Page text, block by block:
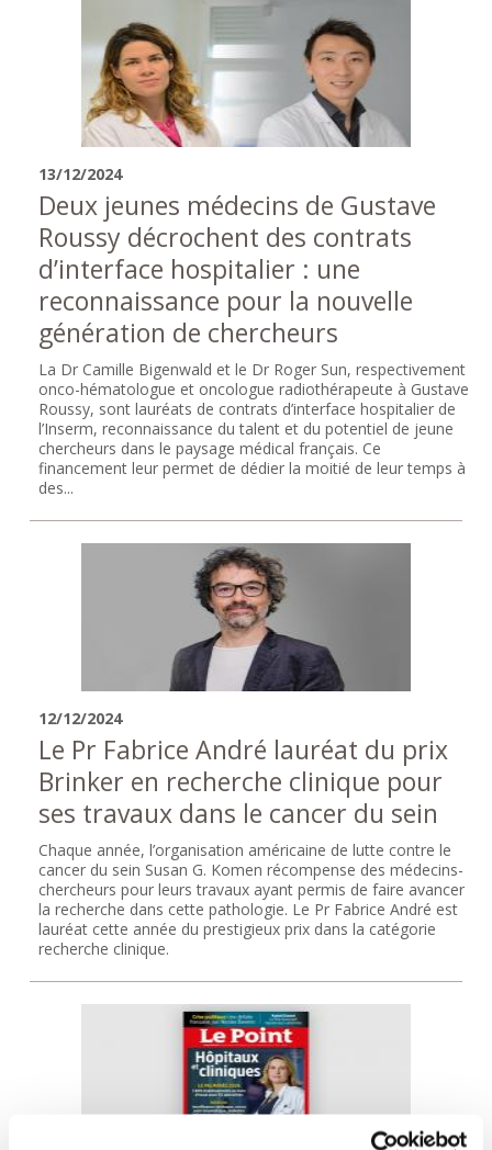
13/12/2024
Deux jeunes médecins de Gustave
Roussy décrochent des contrats
d’interface hospitalier : une
reconnaissance pour la nouvelle
génération de chercheurs
La Dr Camille Bigenwald et le Dr Roger Sun, respectivement
onco-hématologue et oncologue radiothérapeute à Gustave
Roussy, sont lauréats de contrats d’interface hospitalier de
l’Inserm, reconnaissance du talent et du potentiel de jeune
chercheurs dans le paysage médical français. Ce
financement leur permet de dédier la moitié de leur temps à
des...
12/12/2024
Le Pr Fabrice André lauréat du prix
Brinker en recherche clinique pour
ses travaux dans le cancer du sein
Chaque année, l’organisation américaine de lutte contre le
cancer du sein Susan G. Komen récompense des médecins-
chercheurs pour leurs travaux ayant permis de faire avancer
la recherche dans cette pathologie. Le Pr Fabrice André est
lauréat cette année du prestigieux prix dans la catégorie
recherche clinique.